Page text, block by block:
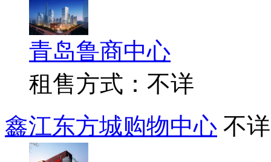
青岛鲁商中心
租售方式：不详
鑫江东方城购物中心 不详